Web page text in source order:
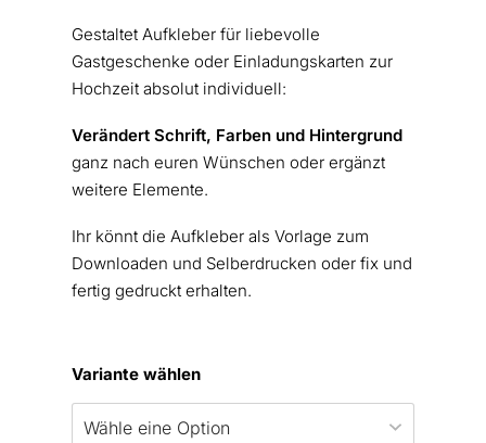
Gestaltet Aufkleber für liebevolle
Gastgeschenke oder Einladungskarten zur
Hochzeit absolut individuell:
Verändert Schrift, Farben und Hintergrund
ganz nach euren Wünschen oder ergänzt
weitere Elemente.
Ihr könnt die Aufkleber als Vorlage zum
Downloaden und Selberdrucken oder fix und
fertig gedruckt erhalten.
Variante wählen